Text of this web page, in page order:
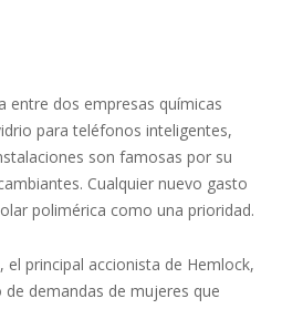
entre dos empresas químicas
para teléfonos inteligentes,
son famosas por su
Cualquier nuevo gasto
polimérica como una prioridad.
principal accionista de Hemlock,
demandas de mujeres que